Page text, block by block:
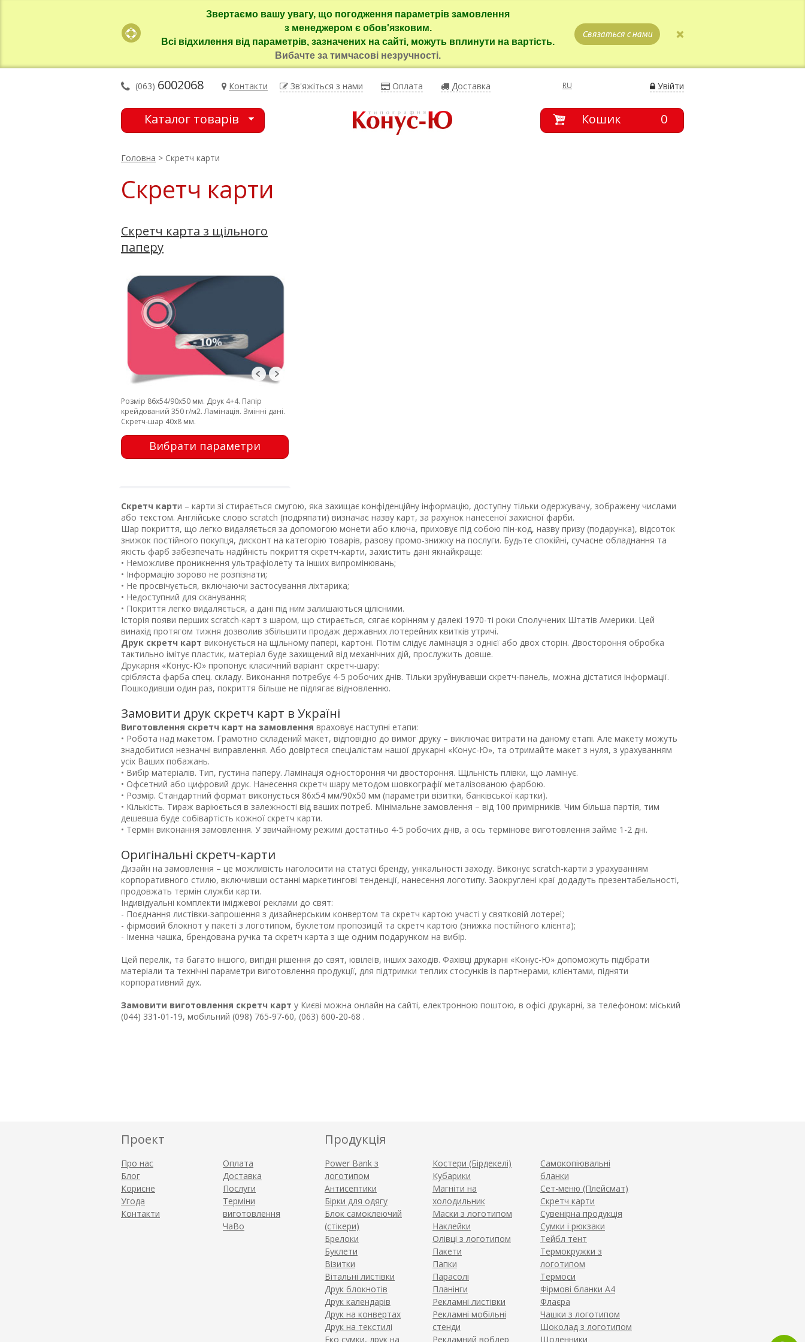
Звертаємо вашу увагу, що погодження параметрів замовлення
з менеджером є обов'язковим.
Всі відхилення від параметрів, зазначених на сайті, можуть вплинути на вартість.
Вибачте за тимчасові незручності.
Связаться с нами
(063) 6002068 Контакти Зв'яжіться з нами Оплата Доставка RU Увійти
Каталог товарів Кошик 0
Головна > Скретч карти
Скретч карти
Скретч карта з щільного
паперу
Розмір 86х54/90х50 мм. Друк 4+4. Папір
крейдований 350 г/м2. Ламінація. Змінні дані.
Скретч-шар 40х8 мм.
Вибрати параметри
Скретч карти – карти зі стирається смугою, яка захищає конфіденційну інформацію, доступну тільки одержувачу, зображену числами
або текстом. Англійське слово scratch (подряпати) визначає назву карт, за рахунок нанесеної захисної фарби.
Шар покриття, що легко видаляється за допомогою монети або ключа, приховує під собою пін-код, назву призу (подарунка), відсоток
знижок постійного покупця, дисконт на категорію товарів, разову промо-знижку на послуги. Будьте спокійні, сучасне обладнання та
якість фарб забезпечать надійність покриття скретч-карти, захистить дані якнайкраще:
• Неможливе проникнення ультрафіолету та інших випромінювань;
• Інформацію зорово не розпізнати;
• Не просвічується, включаючи застосування ліхтарика;
• Недоступний для сканування;
• Покриття легко видаляється, а дані під ним залишаються цілісними.
Історія появи перших scratch-карт з шаром, що стирається, сягає корінням у далекі 1970-ті роки Сполучених Штатів Америки. Цей
винахід протягом тижня дозволив збільшити продаж державних лотерейних квитків утричі.
Друк скретч карт виконується на щільному папері, картоні. Потім слідує ламінація з однієї або двох сторін. Двостороння обробка
тактильно імітує пластик, матеріал буде захищений від механічних дій, прослужить довше.
Друкарня «Конус-Ю» пропонує класичний варіант скретч-шару:
срібляста фарба спец. складу. Виконання потребує 4-5 робочих днів. Тільки зруйнувавши скретч-панель, можна дістатися інформації.
Пошкодивши один раз, покриття більше не підлягає відновленню.
Замовити друк скретч карт в Україні
Виготовлення скретч карт на замовлення враховує наступні етапи:
• Робота над макетом. Грамотно складений макет, відповідно до вимог друку – виключає витрати на даному етапі. Але макету можуть
знадобитися незначні виправлення. Або довіртеся спеціалістам нашої друкарні «Конус-Ю», та отримайте макет з нуля, з урахуванням
усіх Ваших побажань.
• Вибір матеріалів. Тип, густина паперу. Ламінація одностороння чи двостороння. Щільність плівки, що ламінує.
• Офсетний або цифровий друк. Нанесення скретч шару методом шовкографії металізованою фарбою.
• Розмір. Стандартний формат виконується 86х54 мм/90х50 мм (параметри візитки, банківської картки).
• Кількість. Тираж варіюється в залежності від ваших потреб. Мінімальне замовлення – від 100 примірників. Чим більша партія, тим
дешевша буде собівартість кожної скретч карти.
• Термін виконання замовлення. У звичайному режимі достатньо 4-5 робочих днів, а ось термінове виготовлення займе 1-2 дні.
Оригінальні скретч-карти
Дизайн на замовлення – це можливість наголосити на статусі бренду, унікальності заходу. Виконує scratch-карти з урахуванням
корпоративного стилю, включивши останні маркетингові тенденції, нанесення логотипу. Заокруглені краї додадуть презентабельності,
продовжать термін служби карти.
Індивідуальні комплекти іміджевої реклами до свят:
- Поєднання листівки-запрошення з дизайнерським конвертом та скретч картою участі у святковій лотереї;
- фірмовий блокнот у пакеті з логотипом, буклетом пропозицій та скретч картою (знижка постійного клієнта);
- Іменна чашка, брендована ручка та скретч карта з ще одним подарунком на вибір.
Цей перелік, та багато іншого, вигідні рішення до свят, ювілеїв, інших заходів. Фахівці друкарні «Конус-Ю» допоможуть підібрати
матеріали та технічні параметри виготовлення продукції, для підтримки теплих стосунків із партнерами, клієнтами, підняти
корпоративний дух.
Замовити виготовлення скретч карт у Києві можна онлайн на сайті, електронною поштою, в офісі друкарні, за телефоном: міський
(044) 331-01-19, мобільний (098) 765-97-60, (063) 600-20-68 .
Проект
Про нас
Блог
Корисне
Угода
Контакти
Оплата
Доставка
Послуги
Терміни
виготовлення
ЧаВо
Продукція
Power Bank з
логотипом
Антисептики
Бірки для одягу
Блок самоклеючий
(стікери)
Брелоки
Буклети
Візитки
Вітальні листівки
Друк блокнотів
Друк календарів
Друк на конвертах
Друк на текстилі
Еко сумки, друк на
Костери (Бірдекелі)
Кубарики
Магніти на
холодильник
Маски з логотипом
Наклейки
Олівці з логотипом
Пакети
Папки
Парасолі
Планінги
Рекламні листівки
Рекламні мобільні
стенди
Рекламний воблер
Самокопіювальні
бланки
Сет-меню (Плейсмат)
Скретч карти
Сувенірна продукція
Сумки і рюкзаки
Тейбл тент
Термокружки з
логотипом
Термоси
Фірмові бланки А4
Флаєра
Чашки з логотипом
Шоколад з логотипом
Щоденники